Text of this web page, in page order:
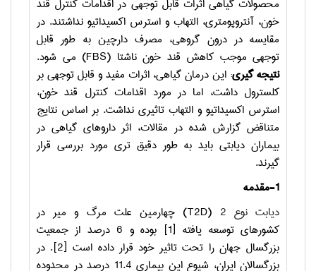
محصولات گیاهی اثرات قابل توجهی در اقدامات کنترل قند
خون، آنتروپومتری، التهاب و استرس اکسیداتیو نداشتند. در
مقایسه در درون گروهی، مصرف دارچین به طور قابل
توجهی موجب کاهش قند خون ناشتا (FBS) می شود.
نتیجه گیری: این درمان گیاهی، اثرات مفید و قابل توجهی بر
کلسترول داشت، اما در مورد اقدامات کنترل قند خون،
استرس اکسیداتیو و التهاب تاثیری نداشت. بر اساس نتایج
متناقض گزارش شده در مقالات، اثر داروهای گیاهی در
بیماران دیابتی باید به طور دقیق تری مورد بررسی قرار
گیرند.
1-مقدمه
دیابت نوع 2
(
T2D) چهارمین علت مرگ و میر در
کشورهای توسعه یافته [1] بوده و 6 درصد از جمعیت
بزرگسال جهان را تحت تاثیر خود قرار داده است [2]. در
بزرگسالان ایران، شیوع این بیماری 11.4 درصد در محدوده